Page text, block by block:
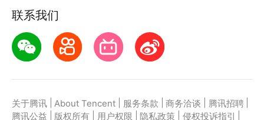
联系我们
关于腾讯 About Tencent 服务条款 商务洽谈 腾讯招聘
腾讯公益
版权所有 用户权限 隐私政策 侵权投诉指引